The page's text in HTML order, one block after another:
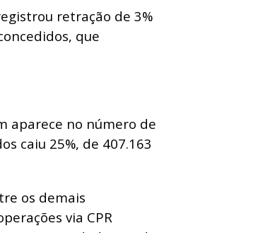
retração de 3%
que
aparece no número de
caiu 25%, de 407.163
os demais
via CPR